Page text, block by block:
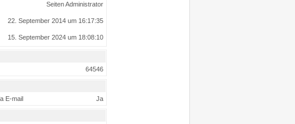
Seiten Administrator
22. September 2014 um 16:17:35
15. September 2024 um 18:08:10
64546
E-mail
Ja